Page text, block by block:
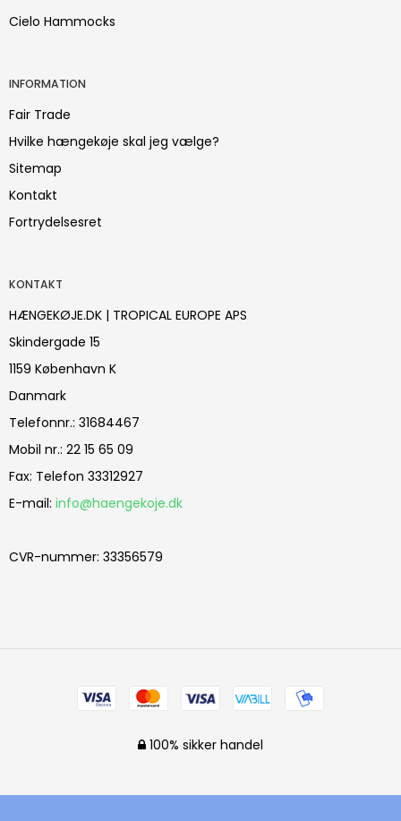
Cielo Hammocks
INFORMATION
Fair Trade
Hvilke hængekøje skal jeg vælge?
Sitemap
Kontakt
Fortrydelsesret
KONTAKT
HÆNGEKØJE.DK | TROPICAL EUROPE APS
Skindergade 15
1159 København K
Danmark
Telefonnr.: 31684467
Mobil nr.: 22 15 65 09
Fax: Telefon 33312927
E-mail: info@haengekoje.dk
CVR-nummer: 33356579
100% sikker handel